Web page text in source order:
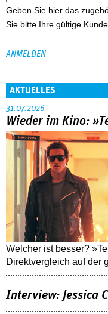
Geben Sie hier das
Sie bitte Ihre gültige
AKTUELLES
31.07.2026
Wieder im Kino:
Welcher ist besser?
Direktvergleich auf der
Interview: Jessica